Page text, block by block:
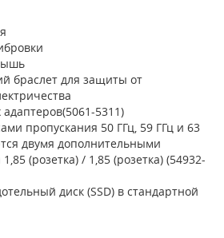
браслет для защиты от
5311)
пропускания 50 ГГц, 59 ГГц и 63
двумя дополнительными
(розетка) / 1,85 (розетка) (54932-
диск (SSD) в стандартной